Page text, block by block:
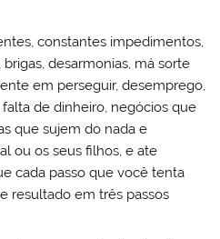
constantes impedimentos,
desarmonias, má sorte
em perseguir, desemprego,
de dinheiro, negócios que
que sujem do nada e
ou os seus filhos, e ate
cada passo que você tenta
resultado em três passos